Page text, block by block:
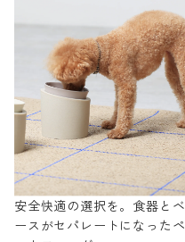
安全快適の選択を。食器とベ
ースがセパレートになったペ